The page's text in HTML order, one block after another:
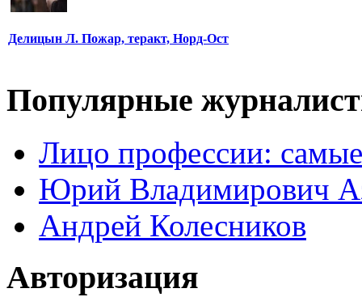
Делицын Л. Пожар, теракт, Норд-Ост
Популярные
Лицо профессии:
Юрий Владимирович
Андрей Колесников
Авторизация